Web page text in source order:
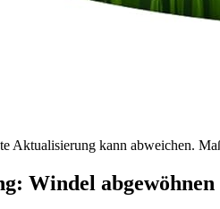
Aktualisierung kann abweichen.
Windel